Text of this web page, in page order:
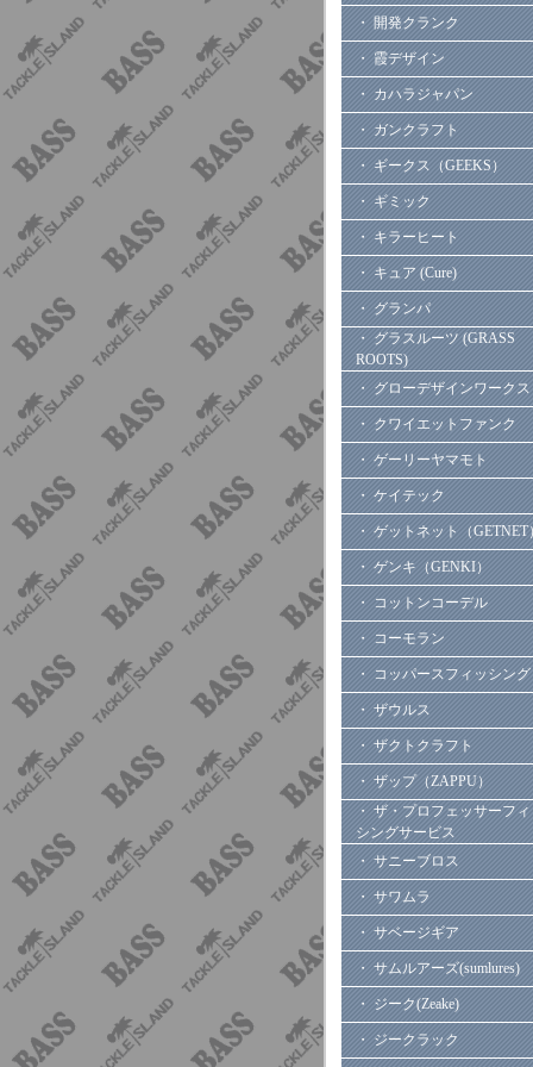
・ 開発クランク
・ 霞デザイン
・ カハラジャパン
・ ガンクラフト
・ ギークス（GEEKS）
・ ギミック
・ キラーヒート
・ キュア (Cure)
・ グランパ
・ グラスルーツ (GRASS
ROOTS)
・ グローデザインワークス
・ クワイエットファンク
・ ゲーリーヤマモト
・ ケイテック
・ ゲットネット（GETNET
・ ゲンキ（GENKI）
・ コットンコーデル
・ コーモラン
・ コッパースフィッシング
・ ザウルス
・ ザクトクラフト
・ ザップ（ZAPPU）
・ ザ・プロフェッサーフ
シングサービス
・ サニーブロス
・ サワムラ
・ サベージギア
・ サムルアーズ(sumlures)
・ ジーク(Zeake)
・ ジークラック